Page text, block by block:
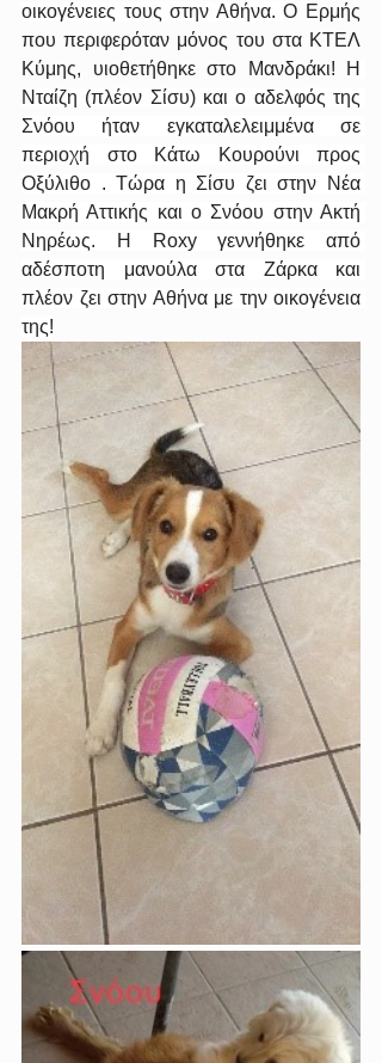
οικογένειες τους στην Αθήνα. Ο Ερμής
που περιφερόταν μόνος του στα ΚΤΕΛ
Κύμης, υιοθετήθηκε στο Μανδράκι!
Η
Νταίζη (πλέον Σίσυ) και ο αδελφός της
Σνόου ήταν εγκαταλελειμμένα σε
περιοχή στο Κάτω Κουρούνι προς
Οξύλιθο . Τώρα η Σίσυ ζει στην Νέα
Μακρή Αττικής και ο Σνόου στην Ακτή
Νηρέως. Η Roxy γεννήθηκε από
αδέσποτη μανούλα στα Ζάρκα και
πλέον ζει στην Αθήνα με την οικογένεια
της!